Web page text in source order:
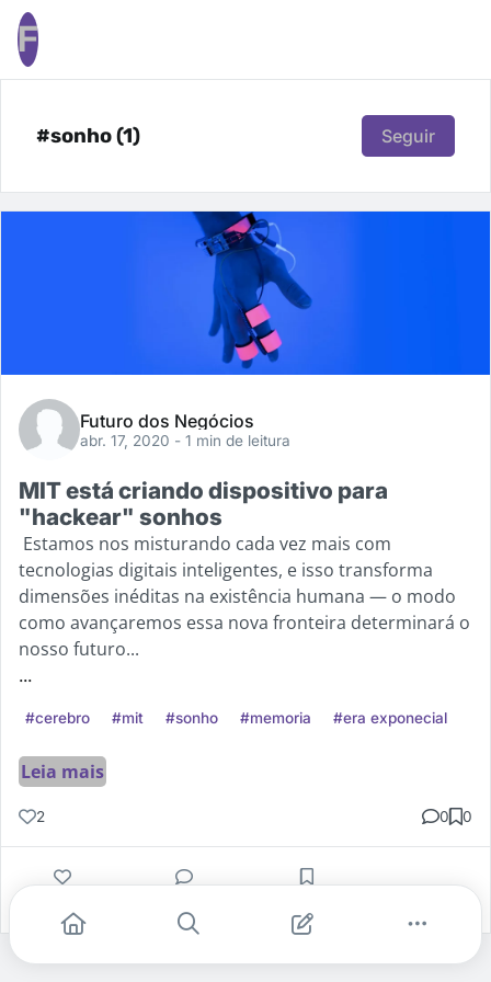
F
#sonho (1) Seguir
Futuro dos Negócios
abr. 17, 2020 - 1 min de leitura
MIT está criando dispositivo para
"hackear" sonhos
Estamos nos misturando cada vez mais com
tecnologias digitais inteligentes, e isso transforma
dimensões inéditas na existência humana — o modo
como avançaremos essa nova fronteira determinará o
nosso futuro...
...
#cerebro #mit #sonho #memoria #era exponecial
Leia mais
2 0 0